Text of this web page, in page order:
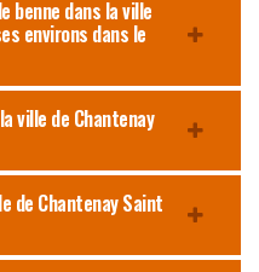
benne dans la ville
environs dans le
ville de Chantenay
de Chantenay Saint